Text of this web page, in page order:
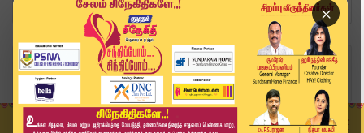
×
Home
வீடியோ ஸ்டோரி
Headlines Now | 10 AM Headlines | 20 DEC 2025 |...